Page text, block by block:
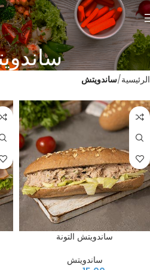
الرئيسية ساندويتش
ساندويتش التونة
ساندويتش